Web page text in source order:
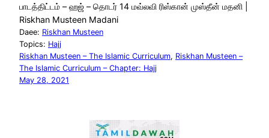
பாடத்திட்டம் – ஹஜ் – தொடர் 14 மவ்லவி ரிஸ்கான் முஸ்தீன் மதனி |
Riskhan Musteen Madani
Daee: Riskhan Musteen
Topics: Hajj
Riskhan Musteen – The Islamic Curriculum, Riskhan Musteen –
The Islamic Curriculum – Chapter: Hajj
May 28, 2021